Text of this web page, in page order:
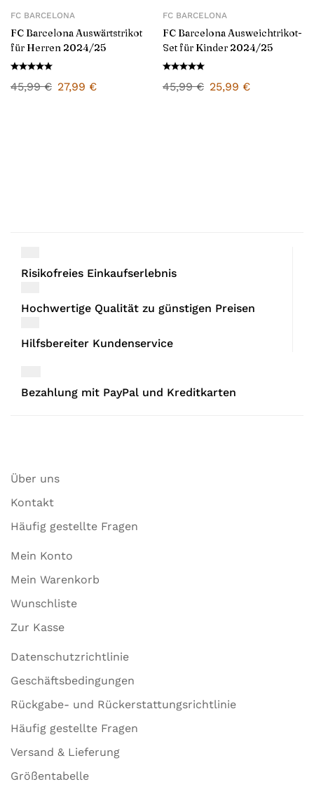
FC BARCELONA
FC Barcelona Auswärtstrikot
für Herren 2024/25
45,99€ 27,99 €
FC BARCELONA
FC Barcelona Ausweichtrikot-
Set für Kinder 2024/25
45,99€ 25,99 €
Risikofreies Einkaufserlebnis
Hochwertige Qualität zu günstigen Preisen
Hilfsbereiter Kundenservice
Bezahlung mit PayPal und Kreditkarten
Über uns
Kontakt
Häufig gestellte Fragen
Mein Konto
Mein Warenkorb
Wunschliste
Zur Kasse
Datenschutzrichtlinie
Geschäftsbedingungen
Rückgabe- und Rückerstattungsrichtlinie
Häufig gestellte Fragen
Versand & Lieferung
Größentabelle